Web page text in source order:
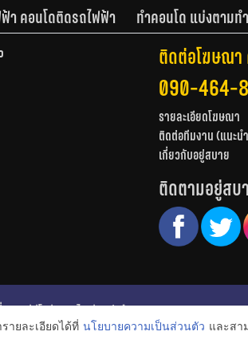
า คอนโดติดรถไฟฟ้า ทำคอนโด แบ่งตามทำ
ติดต่อโฆษณ
090-464-
รายละเอียดโฆษณา
ติดต่อทีมงาน (แนะน
เกี่ยวกับอยู่สบาย
ติดตามอยู่สบ
ว วีดีโอรีวิว
ไอเดียแต่งบ้าน
ายละเอียดได้ที่ นโยบายความเป็นส่วนตัว และสา